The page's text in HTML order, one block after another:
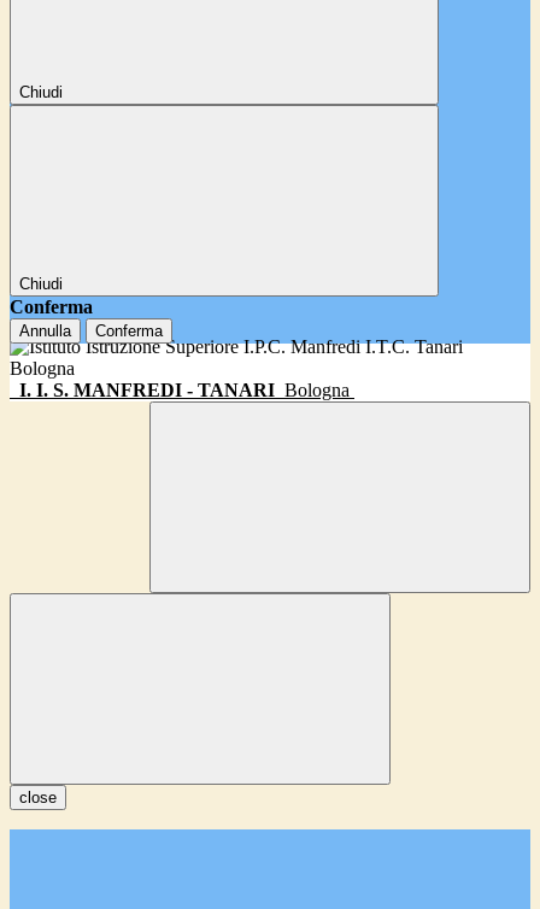
Chiudi
Chiudi
Conferma
Annulla Conferma
I. I. S. MANFREDI - TANARI Bologna
close